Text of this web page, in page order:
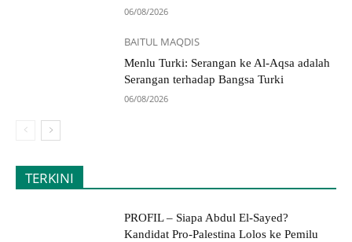
06/08/2026
BAITUL MAQDIS
Menlu Turki: Serangan ke Al-Aqsa adalah
Serangan terhadap Bangsa Turki
06/08/2026
TERKINI
PROFIL – Siapa Abdul El-Sayed?
Kandidat Pro-Palestina Lolos ke Pemilu